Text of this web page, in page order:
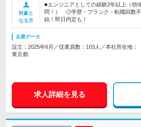
対象と
なる方
■エンジニアとしての経験2年以上（領
問！） ◎学歴・ブランク・転職回数
結！即日内定も！
企業データ
設立：2025年6月／従業員数：103人／本社所在地：
東京都
求人詳細を見る